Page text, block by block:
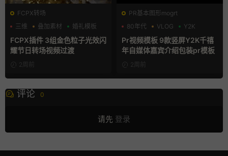
FCPX转场
三维
叠加素材 婚礼模板
FCPX插件 3组金色粒子光效闪
耀节日转场视频过渡
2周前
PR基本图形mogrt
80年代
VLOG Y2K
Pr视频模板 9款竖屏Y2K千禧
年自媒体嘉宾介绍包装pr模板
2周前
评论 0
请先 登录